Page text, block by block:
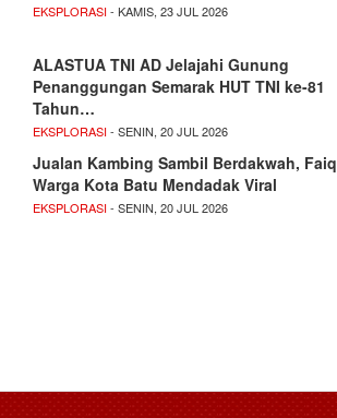
EKSPLORASI- KAMIS, 23 JUL 2026
ALASTUA TNI AD Jelajahi Gunung
Penanggungan Semarak HUT TNI ke-81
Tahun…
EKSPLORASI- SENIN, 20 JUL 2026
Jualan Kambing Sambil Berdakwah, Faiq
Warga Kota Batu Mendadak Viral
EKSPLORASI- SENIN, 20 JUL 2026